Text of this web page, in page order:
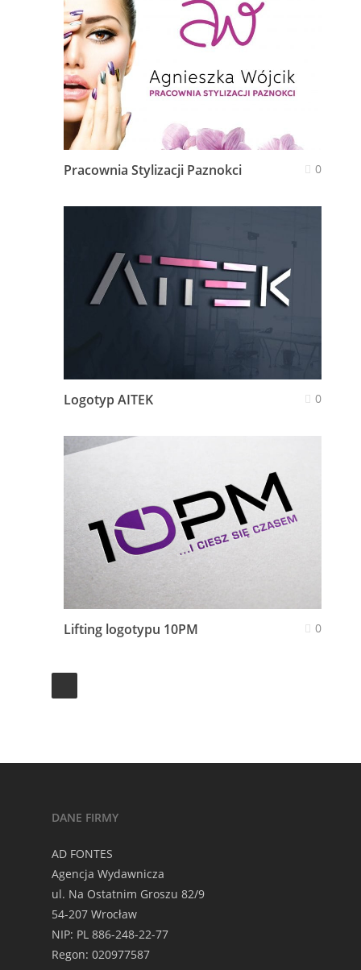
Pracownia Stylizacji Paznokci 0
Logotyp AITEK 0
Lifting logotypu 10PM 0
DANE FIRMY
AD FONTES
Agencja Wydawnicza
ul. Na Ostatnim Groszu 82/9
54-207 Wrocław
NIP: PL 886-248-22-77
Regon: 020977587